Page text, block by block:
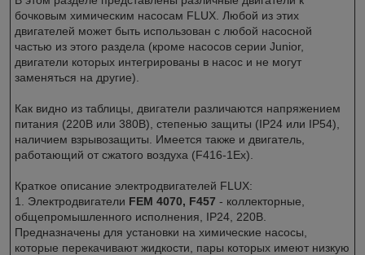
бочковым химическим насосам FLUX. Любой из этих
двигателей может быть использован с любой насосной
частью из этого раздела (кроме насосов серии Junior,
двигатели которых интегрированы в насос и не могут
заменяться на другие).
Как видно из таблицы, двигатели различаются напряжением
питания (220В или 380В), степенью защиты (IP24 или IP54),
наличием взрывозащиты. Имеется также и двигатель,
работающий от сжатого воздуха (F416-1Ex).
Краткое описание электродвигателей FLUX:
1. Электродвигатели FEM 4070, F457 - коллекторные,
общепромышленного исполнения, IP24, 220В.
Предназначены для установки на химические насосы,
которые перекачивают жидкости, пары которых имеют низкую